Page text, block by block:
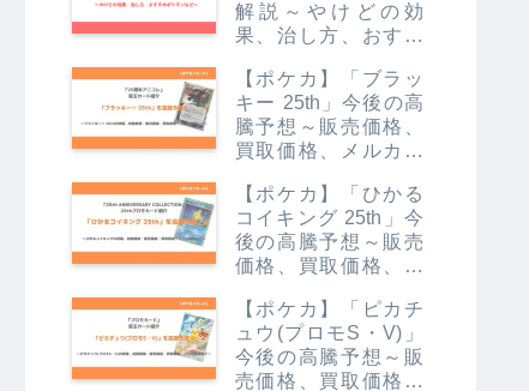
解説～やけどの効
果、治し方、おすす
【ポケカ】「ブラッ
キー 25th」今後の高
騰予想～販売価格、
買取価格、メルカリ
値上がり予想～
【ポケカ】「ひかる
コイキング 25th」今
後の高騰予想～販売
価格、買取価格、メ
いか解説～
【ポケカ】「ピカチ
ュウ(プロモS・V)」
今後の高騰予想～販
売価格、買取価格、